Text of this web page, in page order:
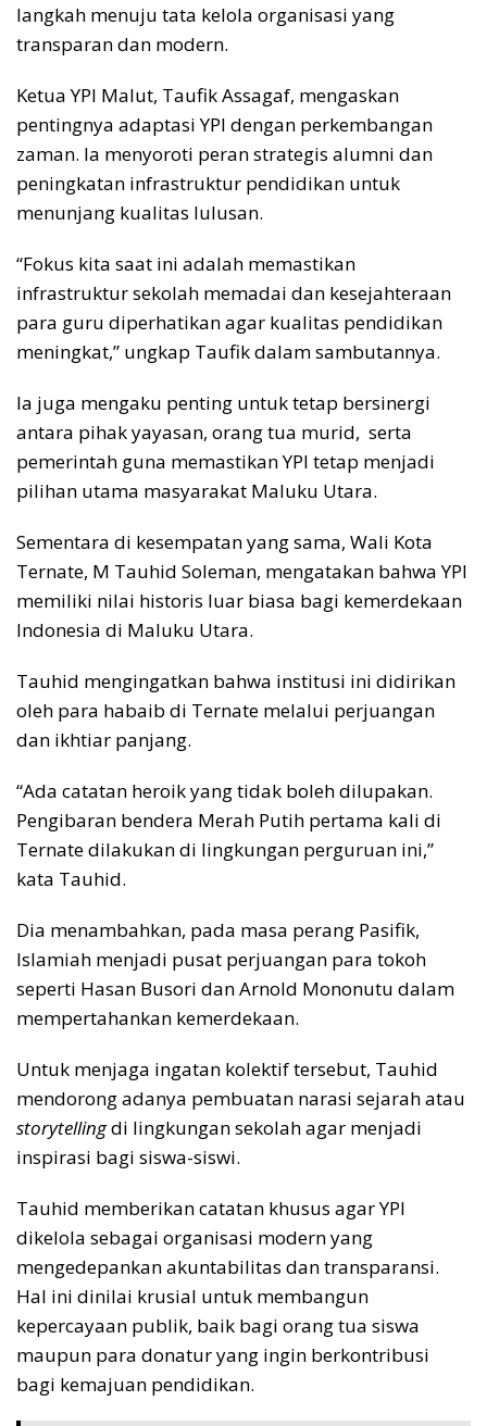
langkah menuju tata kelola organisasi yang
transparan dan modern.
Ketua YPI Malut, Taufik Assagaf, mengaskan
pentingnya adaptasi YPI dengan perkembangan
zaman. Ia menyoroti peran strategis alumni dan
peningkatan infrastruktur pendidikan untuk
menunjang kualitas lulusan.
“Fokus kita saat ini adalah memastikan
infrastruktur sekolah memadai dan kesejahteraan
para guru diperhatikan agar kualitas pendidikan
meningkat,” ungkap Taufik dalam sambutannya.
Ia juga mengaku penting untuk tetap bersinergi
antara pihak yayasan, orang tua murid, serta
pemerintah guna memastikan YPI tetap menjadi
pilihan utama masyarakat Maluku Utara.
Sementara di kesempatan yang sama, Wali Kota
Ternate, M Tauhid Soleman, mengatakan bahwa YPI
memiliki nilai historis luar biasa bagi kemerdekaan
Indonesia di Maluku Utara.
Tauhid mengingatkan bahwa institusi ini didirikan
oleh para habaib di Ternate melalui perjuangan
dan ikhtiar panjang.
“Ada catatan heroik yang tidak boleh dilupakan.
Pengibaran bendera Merah Putih pertama kali di
Ternate dilakukan di lingkungan perguruan ini,”
kata Tauhid.
Dia menambahkan, pada masa perang Pasifik,
Islamiah menjadi pusat perjuangan para tokoh
seperti Hasan Busori dan Arnold Mononutu dalam
mempertahankan kemerdekaan.
Untuk menjaga ingatan kolektif tersebut, Tauhid
mendorong adanya pembuatan narasi sejarah atau
storytellingdi lingkungan sekolah agar menjadi
inspirasi bagi siswa-siswi.
Tauhid memberikan catatan khusus agar YPI
dikelola sebagai organisasi modern yang
mengedepankan akuntabilitas dan transparansi.
Hal ini dinilai krusial untuk membangun
kepercayaan publik, baik bagi orang tua siswa
maupun para donatur yang ingin berkontribusi
bagi kemajuan pendidikan.